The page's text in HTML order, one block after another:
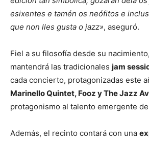
esixentes e tamén os neófitos e
que non lles gusta o jazz», aseguró.
Fiel a su filosofía desde su
mantendrá las tradicionales jam
cada concierto, protagonizadas este
Marinello Quintet, Fooz y The Jazz
protagonismo al talento emergente
Además, el recinto contará con una